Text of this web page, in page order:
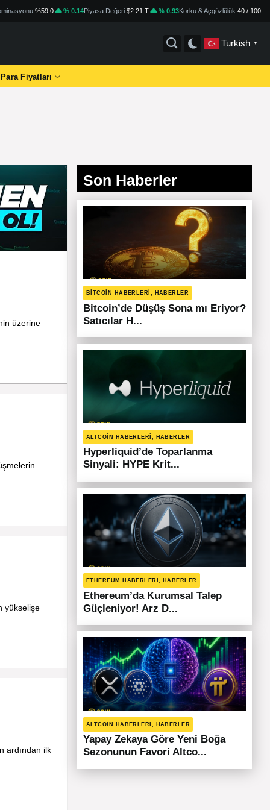
%59.0 % 0.14Piyasa Değeri:$2.21 T % 0.93Korku & Açgözlülük:40 / 100
Turkish ▼
Fiyatları
üzerine
yükselişe
ardından ilk
Son Haberler
BITCOIN HABERLERI, HABERLER
Bitcoin’de Düşüş Sona mı Eriyor?
Satıcılar H...
ALTCOIN HABERLERI, HABERLER
Hyperliquid’de Toparlanma
Sinyali: HYPE Krit...
ETHEREUM HABERLERI, HABERLER
Ethereum’da Kurumsal Talep
Güçleniyor! Arz D...
ALTCOIN HABERLERI, HABERLER
Yapay Zekaya Göre Yeni Boğa
Sezonunun Favori Altco...